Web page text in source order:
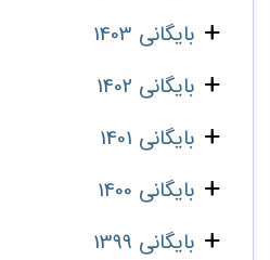
بایگانی 1403
بایگانی 1402
بایگانی 1401
بایگانی 1400
بایگانی 1399